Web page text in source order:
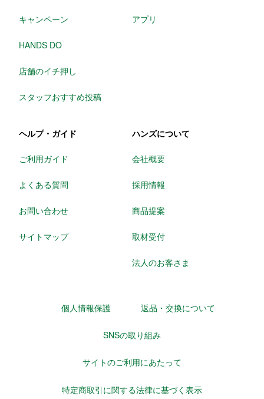
キャンペーン
HANDS DO
店舗のイチ押し
スタッフおすすめ投稿
アプリ
ヘルプ・ガイド
ご利用ガイド
よくある質問
お問い合わせ
サイトマップ
ハンズについて
会社概要
採用情報
商品提案
取材受付
法人のお客さま
個人情報保護 返品・交換について
SNSの取り組み
サイトのご利用にあたって
特定商取引に関する法律に基づく表示